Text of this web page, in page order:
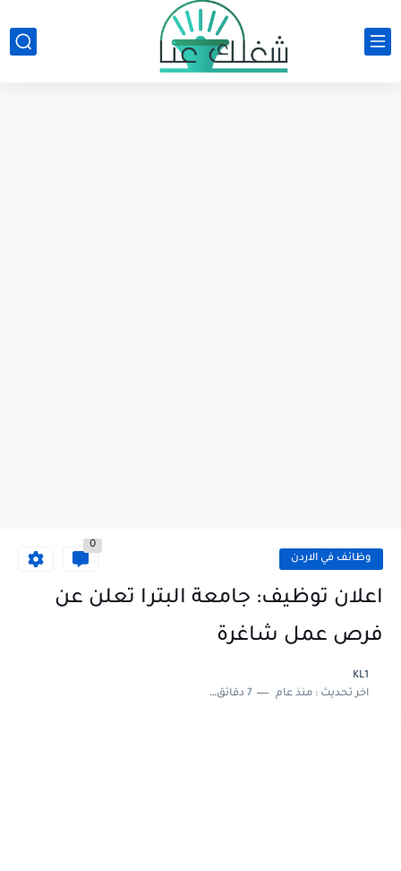
وظائف في الاردن
0
اعلان توظيف: جامعة البترا تعلن عن
فرص عمل شاغرة
KL1
اخر تحديث :منذ عام 7 دقائق للقراءة